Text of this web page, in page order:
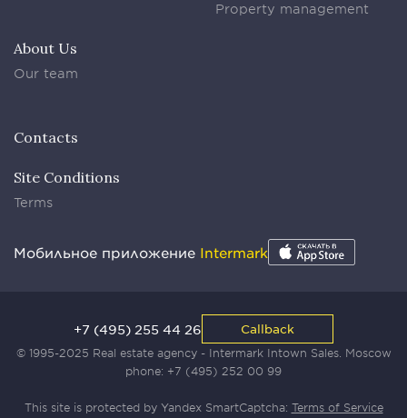
Property management
About Us
Our team
Contacts
Site Conditions
Terms
Мобильное приложение Intermark
© 1995-2025 Real estate agency - Intermark Intown Sales. Moscow
phone: +7 (495) 252 00 99
This site is protected by Yandex SmartCaptcha: Terms of Service
+7 (495) 255 44 26 Callback